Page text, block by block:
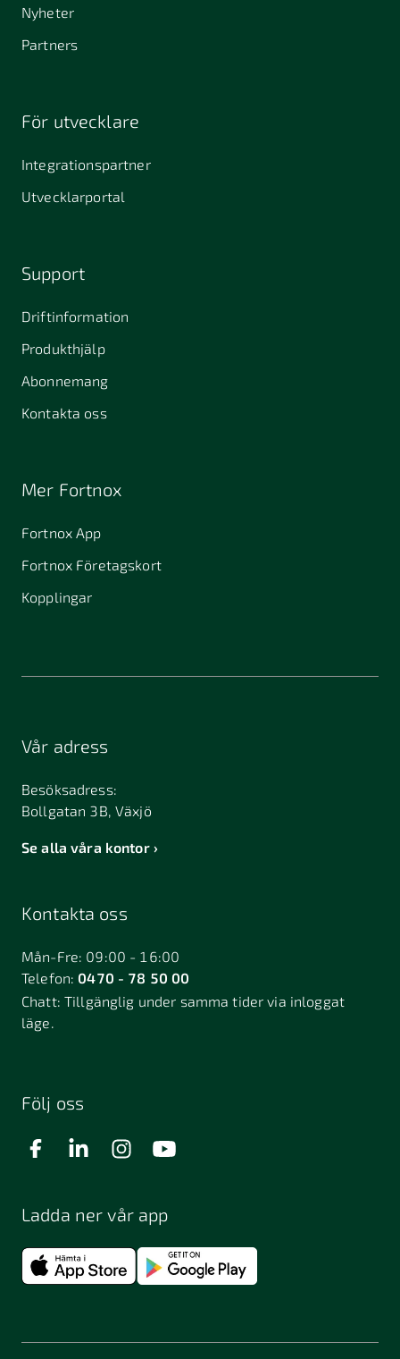
Nyheter
Partners
För utvecklare
Integrationspartner
Utvecklarportal
Support
Driftinformation
Produkthjälp
Abonnemang
Kontakta oss
Mer Fortnox
Fortnox App
Fortnox Företagskort
Kopplingar
Vår adress
Besöksadress:
Bollgatan 3B, Växjö
Se alla våra kontor
Kontakta oss
Mån-Fre: 09:00 - 16:00
Telefon:0470 - 78 50 00
Chatt:Tillgänglig under samma tider via inloggat
läge.
Följ oss
Ladda ner vår app